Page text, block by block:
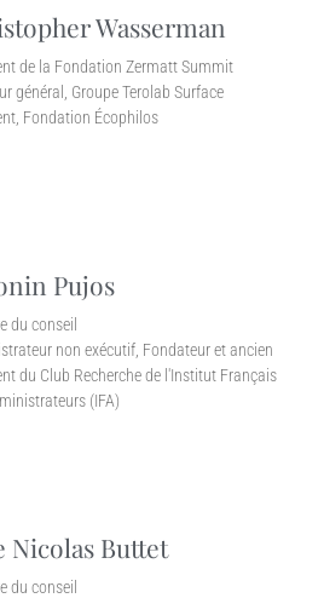
Wasserman
de la Fondation Zermatt Summit
général, Groupe Terolab Surface
Fondation Écophilos
Pujos
du conseil
non exécutif, Fondateur et ancien
du Club Recherche de l'Institut Français
(IFA)
Nicolas Buttet
du conseil